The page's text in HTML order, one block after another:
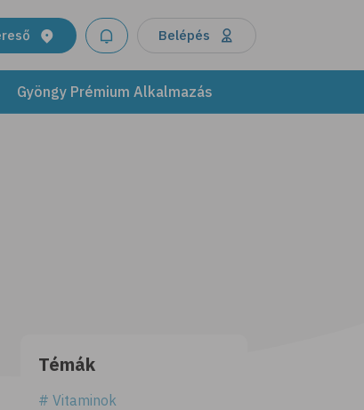
Belépés
Gyöngy Prémium Alkalmazás
Témák
# Vitaminok